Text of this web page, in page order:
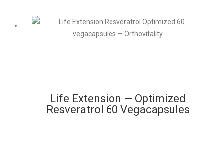
Life Extension — Optimized
Resveratrol 60 Vegacapsules